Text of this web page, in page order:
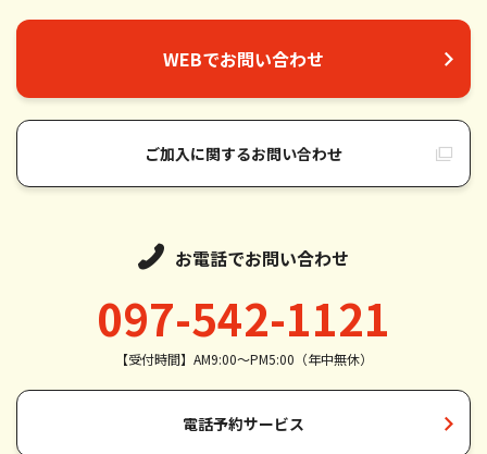
WEBでお問い合わせ
ご加入に関するお問い合わせ
お電話でお問い合わせ
097-542-1121
【受付時間】AM9:00～PM5:00（年中無休）
電話予約サービス